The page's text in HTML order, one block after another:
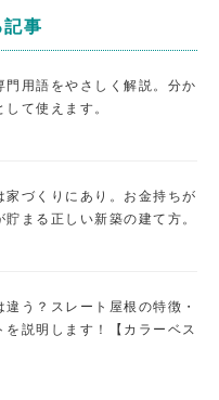
記事
門用語をやさしく解説。分か
て使えます。
づくりにあり。お金持ちが
まる正しい新築の建て方。
う？スレート屋根の特徴・
説明します！【カラーベス